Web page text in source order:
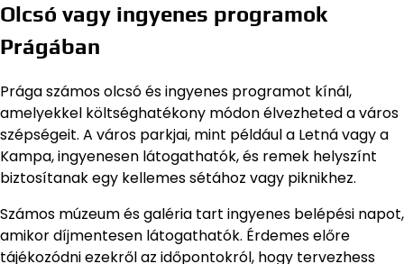
Olcsó vagy ingyenes programok
Prágában
Prága számos olcsó és ingyenes programot kínál,
amelyekkel költséghatékony módon élvezheted a város
szépségeit. A város parkjai, mint például a Letná vagy a
Kampa, ingyenesen látogathatók, és remek helyszínt
biztosítanak egy kellemes sétához vagy piknikhez.
Számos múzeum és galéria tart ingyenes belépési napot,
amikor díjmentesen látogathatók. Érdemes előre
tájékozódni ezekről az időpontokról, hogy tervezhess